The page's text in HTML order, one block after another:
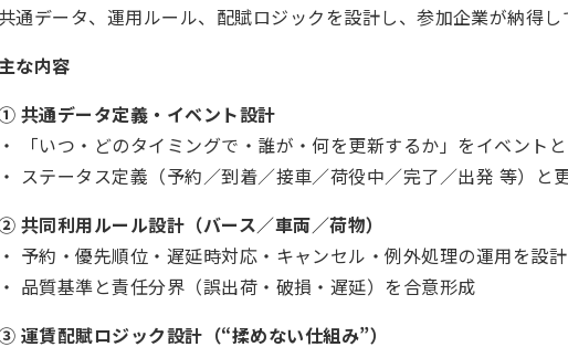
共通データ、運用ルール、配賦ロジックを設計し、参加企業が納得
な内容
共通データ定義・イベント設計
「いつ・どのタイミングで・誰が・何を更新するか」をイベント
ステータス定義（予約／到着／接車／荷役中／完了／出発 等）と
共同利用ルール設計（バース／車両／荷物）
予約・優先順位・遅延時対応・キャンセル・例外処理の運用を設計
品質基準と責任分界（誤出荷・破損・遅延）を合意形成
運賃配賦ロジック設計（“揉めない仕組み”）